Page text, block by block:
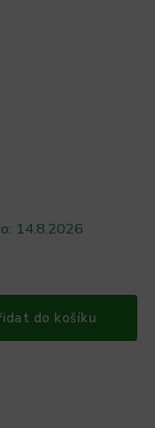
14.8.2026
do košíku